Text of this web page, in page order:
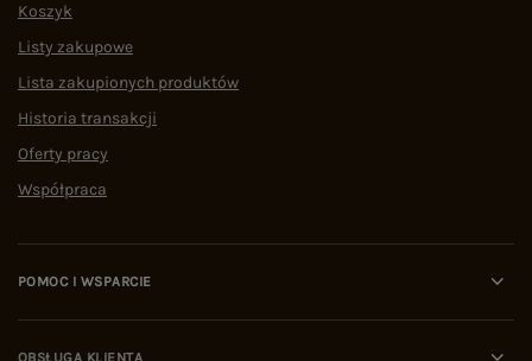
Koszyk
Listy zakupowe
Lista zakupionych produktów
Historia transakcji
Oferty pracy
Współpraca
POMOC I WSPARCIE
OBSŁUGA KLIENTA